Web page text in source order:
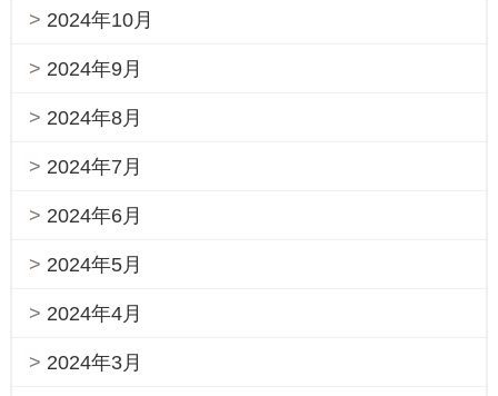
2024年10月
2024年9月
2024年8月
2024年7月
2024年6月
2024年5月
2024年4月
2024年3月